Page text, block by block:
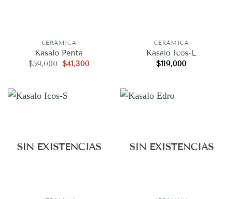
CERÁMICA
Kasalo Penta
$59,000 El
$59,000.
$41,300El
CERÁMICA
Kasalo Icos-L
$119,000
SIN EXISTENCIAS SIN EXISTENCIAS